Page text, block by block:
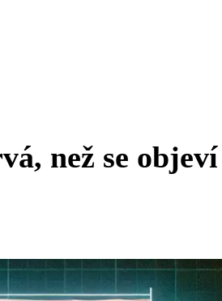
než se objeví